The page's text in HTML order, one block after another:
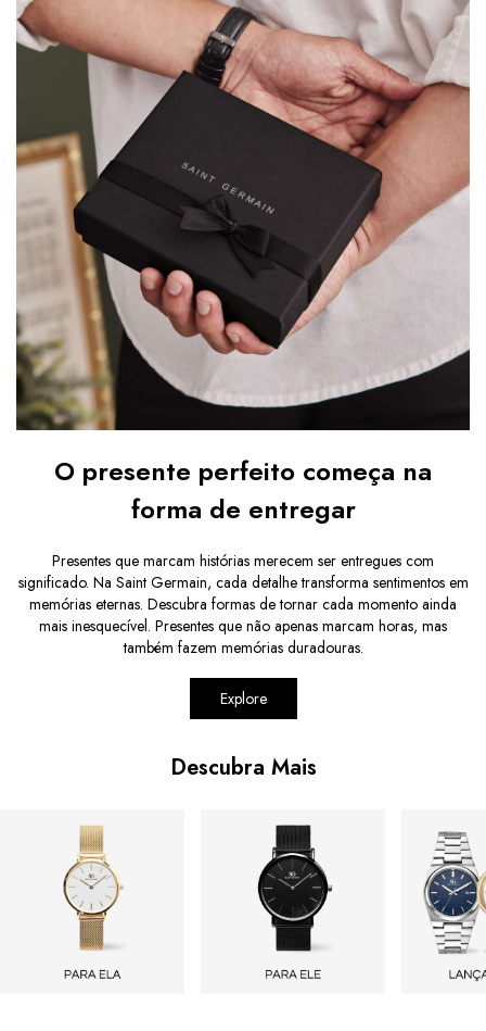
O presente perfeito começa na
forma de entregar
Presentes que marcam histórias merecem ser entregues com
significado. Na Saint Germain, cada detalhe transforma sentimentos em
memórias eternas. Descubra formas de tornar cada momento ainda
mais inesquecível. Presentes que não apenas marcam horas, mas
também fazem memórias duradouras.
Explore
Descubra Mais